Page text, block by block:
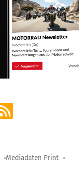
Mediadaten Print